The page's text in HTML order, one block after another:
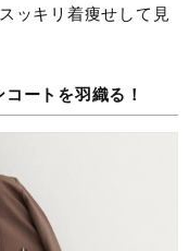
ッキリ着痩せして見
ートを羽織る！